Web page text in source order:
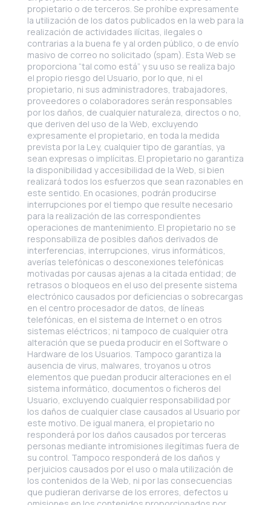
propietario o de terceros. Se prohíbe expresamente
la utilización de los datos publicados en la web para la
realización de actividades ilícitas, ilegales o
contrarias a la buena fe y al orden público, o de envío
masivo de correo no solicitado (spam). Esta Web se
proporciona “tal como está” y su uso se realiza bajo
el propio riesgo del Usuario, por lo que, ni el
propietario, ni sus administradores, trabajadores,
proveedores o colaboradores serán responsables
por los daños, de cualquier naturaleza, directos o no,
que deriven del uso de la Web, excluyendo
expresamente el propietario, en toda la medida
prevista por la Ley, cualquier tipo de garantías, ya
sean expresas o implícitas. El propietario no garantiza
la disponibilidad y accesibilidad de la Web, si bien
realizará todos los esfuerzos que sean razonables en
este sentido. En ocasiones, podrán producirse
interrupciones por el tiempo que resulte necesario
para la realización de las correspondientes
operaciones de mantenimiento. El propietario no se
responsabiliza de posibles daños derivados de
interferencias, interrupciones, virus informáticos,
averías telefónicas o desconexiones telefónicas
motivadas por causas ajenas a la citada entidad; de
retrasos o bloqueos en el uso del presente sistema
electrónico causados por deficiencias o sobrecargas
en el centro procesador de datos, de líneas
telefónicas, en el sistema de Internet o en otros
sistemas eléctricos; ni tampoco de cualquier otra
alteración que se pueda producir en el Software o
Hardware de los Usuarios. Tampoco garantiza la
ausencia de virus, malwares, troyanos u otros
elementos que puedan producir alteraciones en el
sistema informático, documentos o ficheros del
Usuario, excluyendo cualquier responsabilidad por
los daños de cualquier clase causados al Usuario por
este motivo. De igual manera, el propietario no
responderá por los daños causados por terceras
personas mediante intromisiones ilegítimas fuera de
su control. Tampoco responderá de los daños y
perjuicios causados por el uso o mala utilización de
los contenidos de la Web, ni por las consecuencias
que pudieran derivarse de los errores, defectos u